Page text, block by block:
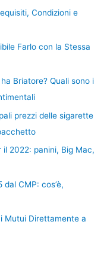
Condizioni e
Farlo con la Stessa
Briatore? Quali sono i
prezzi delle sigarette
il 2022: panini, Big Mac,
CMP: cos’è,
Mutui Direttamente a